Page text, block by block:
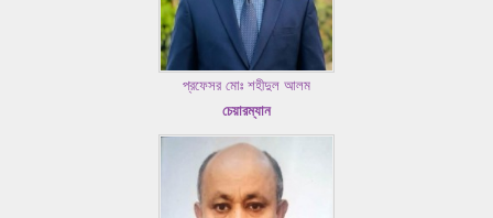
প্রফেসর মোঃ শহীদুল আলম
চেয়ারম্যান